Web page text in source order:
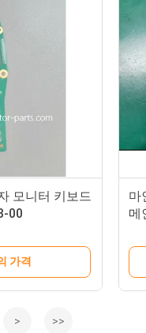
모니터 키보드
00
가격
마
메
> >>